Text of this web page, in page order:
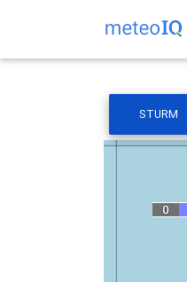
STURM